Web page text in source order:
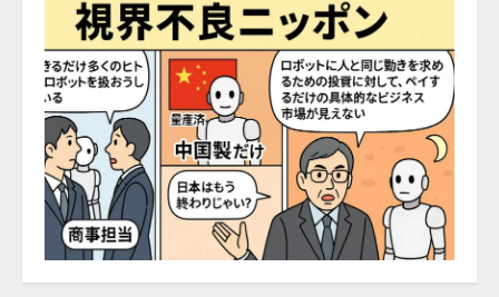
ZETAアライアンス、AIとIoTの共
創を推進する 「Agentic IoT Lab」
を設立
2026/08/06/11:53:44
1
AI駆動開発の推進に向けて
「TinhVan Technologies JSC.」と業
務提携
2026/08/06/14:54:32